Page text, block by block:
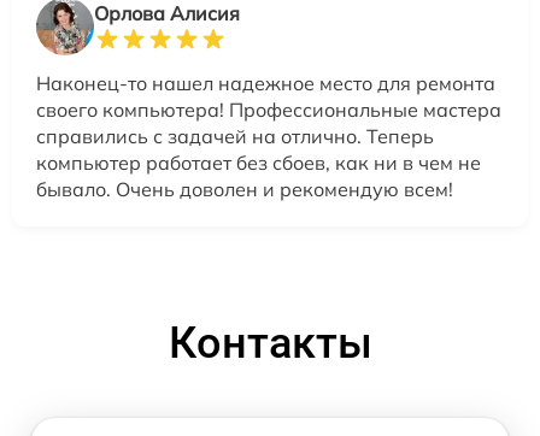
Орлова Алисия
Наконец-то нашел надежное место для ремонта
своего компьютера! Профессиональные мастера
справились с задачей на отлично. Теперь
компьютер работает без сбоев, как ни в чем не
бывало. Очень доволен и рекомендую всем!
Контакты